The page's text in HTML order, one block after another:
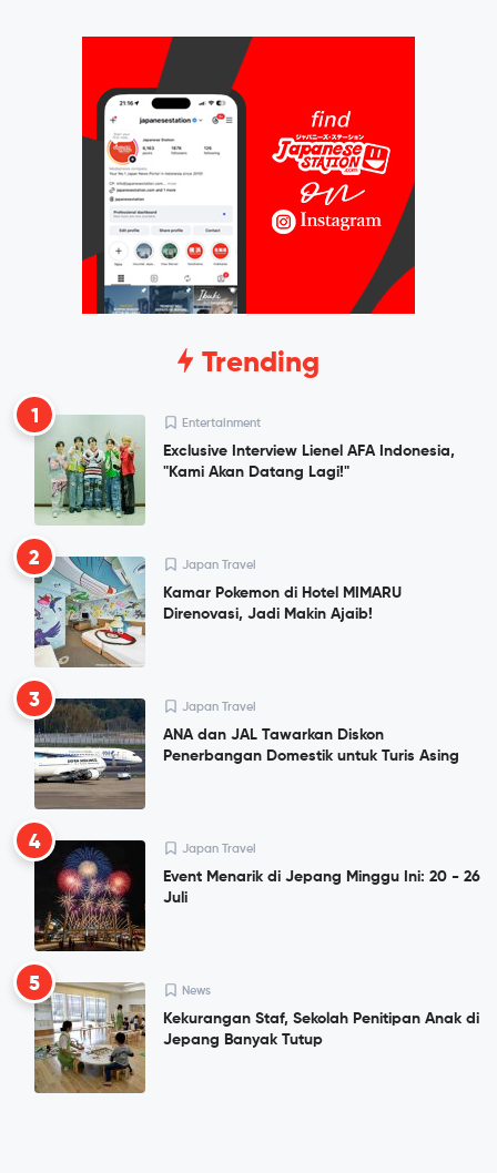
Trending
1 Entertainment
Exclusive Interview Lienel AFA Indonesia,
"Kami Akan Datang Lagi!"
2 Japan Travel
Kamar Pokemon di Hotel MIMARU
Direnovasi, Jadi Makin Ajaib!
3 Japan Travel
ANA dan JAL Tawarkan Diskon
Penerbangan Domestik untuk Turis Asing
4 Japan Travel
Event Menarik di Jepang Minggu Ini: 20 - 26
Juli
5 News
Kekurangan Staf, Sekolah Penitipan Anak di
Jepang Banyak Tutup